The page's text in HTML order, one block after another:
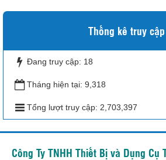
Thống kê truy cập
Đang truy cập: 18
Tháng hiện tại: 9,318
Tổng lượt truy cập: 2,703,397
Công Ty TNHH Thiết Bị và Dụng Cụ